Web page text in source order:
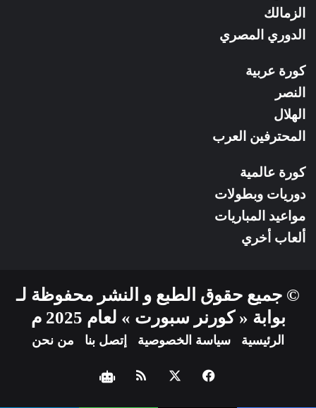
الزمالك
الدوري المصري
كورة عربية
النصر
الهلال
المحترفين العرب
كورة عالمية
دوريات وبطولات
مواعيد المباريات
ألعاب أخري
© جميع حقوق الطبع و النشر محفوظة لـ
بوابة « كورنر سبورت » لعام 2025 م
الرئيسية سياسة الخصوصية إتصل بنا من نحن
فيسبوك ملخصنبض